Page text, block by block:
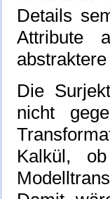
Details
Attribute
Die
nicht
Kalkül,